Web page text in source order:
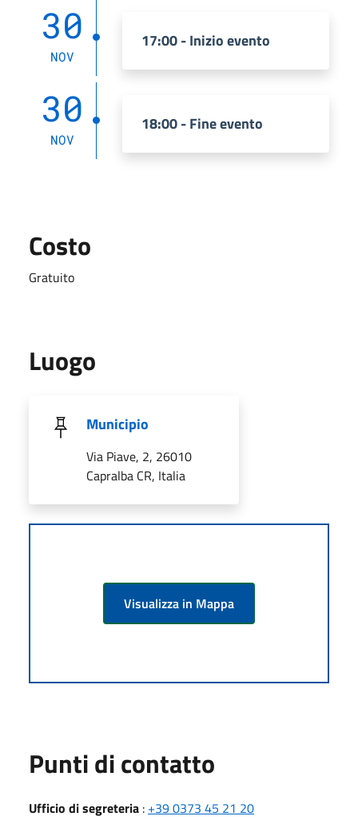
30
NOV
17:00 - Inizio evento
30
NOV
18:00 - Fine evento
Costo
Gratuito
Luogo
Municipio
Via Piave, 2, 26010
Capralba CR, Italia
Visualizza in Mappa
Punti di contatto
Ufficio di segreteria : +39 0373 45 21 20